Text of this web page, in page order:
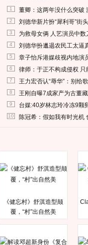
1 董卿：这两年没什么突破
2 刘德华新片扮“犀利哥”街
3 为救母女俩 人艺演员中数
4 刘德华扮邋遢农民工太逼
5 章子怡斥港媒歧视内地演
6 律师：于正不构成侵权 只
7 王力宏否认“辱华”：别给
8 王刚自曝7成家产为古董
9 台媒:40岁林志玲冷冻9颗
10 陈冠希：假如我有时光机
《健忘村》舒淇造型颠
覆，“村”出自然美